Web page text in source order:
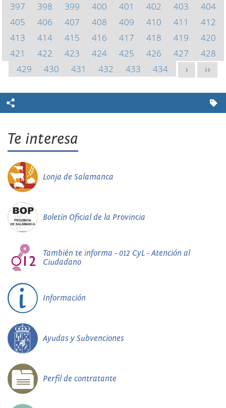
397
398 399 400 401 402 403
404
405
406 407 408 409 410 411
412
413
414 415 416 417 418 419
420
421
422 423 424 425 426 427
428
429
430 431 432 433 434 > >>
Te interesa
Lonja de Salamanca
Boletín Oficial de la Provincia
También te informa - 012 CyL - Atención al
Ciudadano
Información
Ayudas y Subvenciones
Perfil de contratante